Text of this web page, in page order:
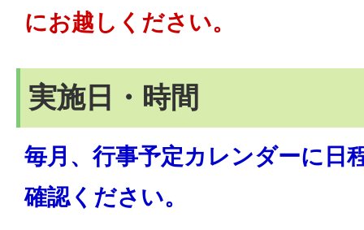
にお越しください。
実施日・時間
毎月、行事予定カレンダーに日
確認ください。